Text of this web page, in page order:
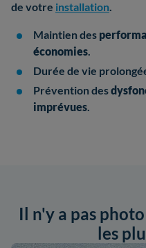
de votre installation.
Maintien des
économies.
Durée de vie
Prévention des
imprévues.
Il n'y a pas
les